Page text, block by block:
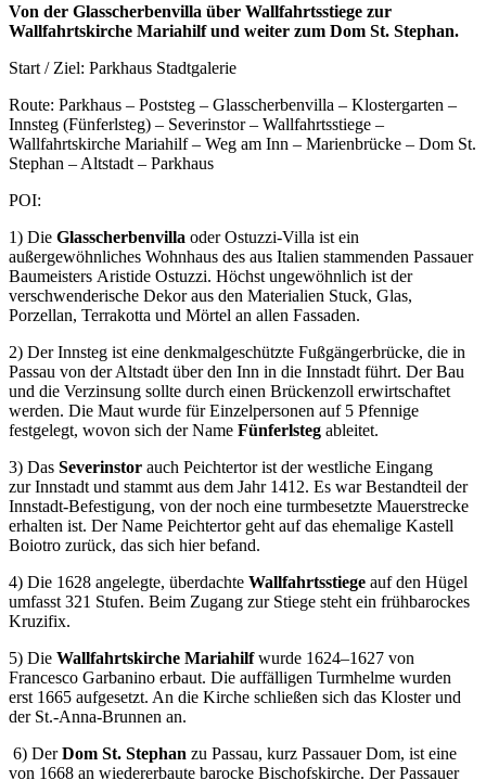
Von der Glasscherbenvilla über Wallfahrtsstiege zur
Wallfahrtskirche Mariahilf und weiter zum Dom St. Stephan.
Start / Ziel: Parkhaus Stadtgalerie
Route: Parkhaus – Poststeg – Glasscherbenvilla – Klostergarten –
Innsteg (Fünferlsteg) – Severinstor – Wallfahrtsstiege –
Wallfahrtskirche Mariahilf – Weg am Inn – Marienbrücke – Dom St.
Stephan – Altstadt – Parkhaus
POI:
1) Die Glasscherbenvilla oder Ostuzzi-Villa ist ein
außergewöhnliches Wohnhaus des aus Italien stammenden Passauer
Baumeisters Aristide Ostuzzi. Höchst ungewöhnlich ist der
verschwenderische Dekor aus den Materialien Stuck, Glas,
Porzellan, Terrakotta und Mörtel an allen Fassaden.
2) Der Innsteg ist eine denkmalgeschützte Fußgängerbrücke, die in
Passau von der Altstadt über den Inn in die Innstadt führt. Der Bau
und die Verzinsung sollte durch einen Brückenzoll erwirtschaftet
werden. Die Maut wurde für Einzelpersonen auf 5 Pfennige
festgelegt, wovon sich der Name Fünferlsteg ableitet.
3) Das Severinstor auch Peichtertor ist der westliche Eingang
zur Innstadt und stammt aus dem Jahr 1412. Es war Bestandteil der
Innstadt-Befestigung, von der noch eine turmbesetzte Mauerstrecke
erhalten ist. Der Name Peichtertor geht auf das ehemalige Kastell
Boiotro zurück, das sich hier befand.
4) Die 1628 angelegte, überdachte Wallfahrtsstiege auf den Hügel
umfasst 321 Stufen. Beim Zugang zur Stiege steht ein frühbarockes
Kruzifix.
5) Die Wallfahrtskirche Mariahilfwurde 1624–1627 von
Francesco Garbanino erbaut. Die auffälligen Turmhelme wurden
erst 1665 aufgesetzt. An die Kirche schließen sich das Kloster und
der St.-Anna-Brunnen an.
6) DerDom St. Stephan zu Passau, kurz Passauer Dom, ist eine
von 1668 an wiedererbaute barocke Bischofskirche. Der Passauer